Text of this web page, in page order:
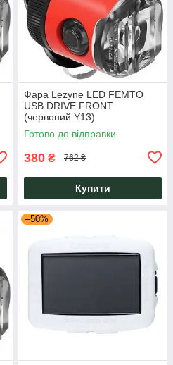
Фара Lezyne LED FEMTO
USB DRIVE FRONT
(червоний Y13)
Готово до відправки
380 ₴ 762 ₴
Купити
–50%